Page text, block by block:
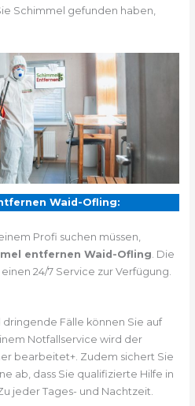
Schimmel gefunden haben,
Waid-Ofling:
Profi suchen müssen,
entfernen Waid-Ofling . Die
24/7 Service zur Verfügung.
Fälle können Sie auf
Notfallservice wird der
bearbeitet+. Zudem sichert Sie
ab, dass Sie qualifizierte Hilfe in
jeder Tages- und Nachtzeit.